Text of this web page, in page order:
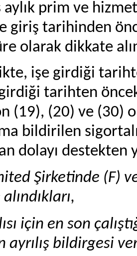
aylık prim ve
giriş tarihinden
olarak dikkate
işe girdiği
tarihten
(19), (20) ve (30)
bildirilen
dolayı destekten
Şirketinde (F)
için en son
ayrılış bildirgesi